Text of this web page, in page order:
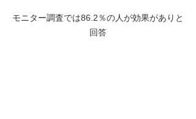
モニター調査では86.2％の人が効果がありと
回答